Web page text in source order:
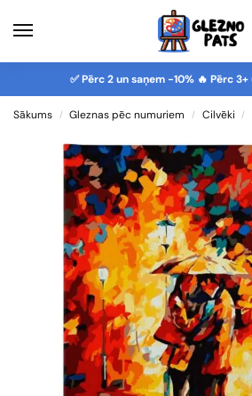
✅ Pērc 2 un saņem -10% 🔥 Pērc
Sākums / Gleznas pēc numuriem / Cilvēki /